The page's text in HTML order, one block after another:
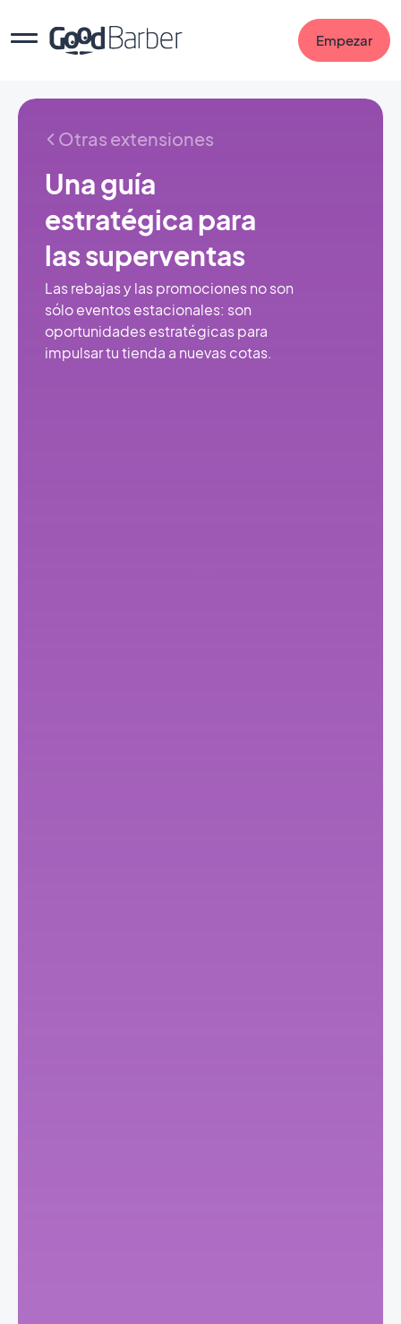
Empezar
Otras extensiones
Una guía
estratégica para
las superventas
Las rebajas y las promociones no son
sólo eventos estacionales: son
oportunidades estratégicas para
impulsar tu tienda a nuevas cotas.